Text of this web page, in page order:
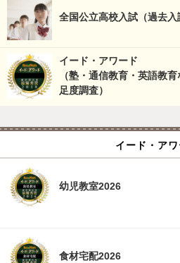
全国公立高校入試（過去入
イード・アワード
（塾・通信教育・英語教
足度調査）
イード・アワ
幼児教室2026
食材宅配2026